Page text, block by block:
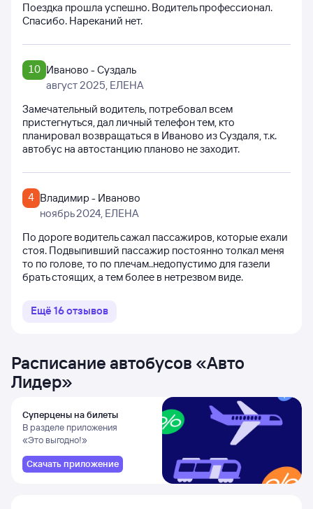
Расписание автобусов «Авто
Лидер»
Суперцены на билеты
В разделе приложения
«Это выгодно!»
Скачать приложение
Поездка прошла успешно. Водитель профессионал.
Спасибо. Нареканий нет.
10 Иваново - Суздаль
август 2025, ЕЛЕНА
Замечательный водитель, потребовал всем
пристегнуться, дал личный телефон тем, кто
планировал возвращаться в Иваново из Суздаля, т.к.
автобус на автостанцию планово не заходит.
4 Владимир - Иваново
ноябрь 2024, ЕЛЕНА
По дороге водитель сажал пассажиров, которые ехали
стоя. Подвыпивший пассажир постоянно толкал меня
то по голове, то по плечам..недопустимо для газели
брать стоящих, а тем более в нетрезвом виде.
Ещё 16отзывов